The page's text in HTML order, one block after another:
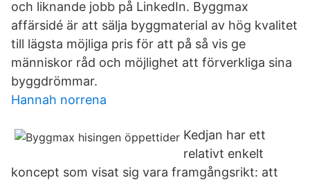
och liknande jobb på LinkedIn. Byggmax
affärsidé är att sälja byggmaterial av hög kvalitet
till lägsta möjliga pris för att på så vis ge
människor råd och möjlighet att förverkliga sina
byggdrömmar.
Hannah norrena
Kedjan har ett
relativt enkelt
koncept som visat sig vara framgångsrikt: att